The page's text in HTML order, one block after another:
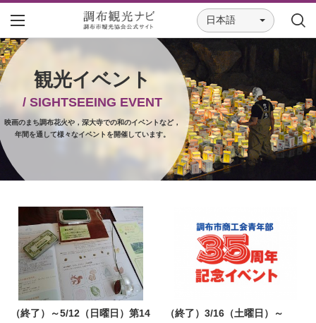
日本語
観光イベント
/ SIGHTSEEING EVENT
映画のまち調布花火や，深大寺での和のイベントなど，
年間を通して様々なイベントを開催しています。
（終了）～5/12（日曜日）第14
（終了）3/16（土曜日）～